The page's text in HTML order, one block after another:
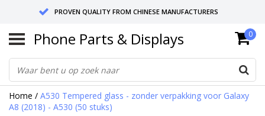
PROVEN QUALITY FROM CHINESE MANUFACTURERS
SEND RETURNS TO GERMANY OR NETHERLANDS
10 DAY SHIPPING
Phone Parts & Displays 0
Home / A530 Tempered glass - zonder verpakking voor Galaxy
A8 (2018) - A530 (50 stuks)